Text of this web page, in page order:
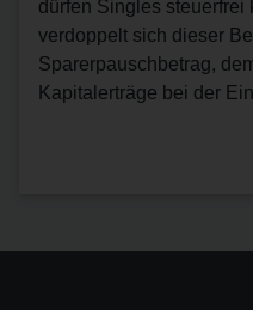
dürfen Singles
verdoppelt sich dieser
Sparerpauschbetrag,
Kapitalerträge bei der